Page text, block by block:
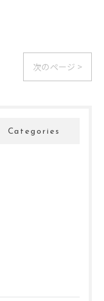
次のページ >
Categories